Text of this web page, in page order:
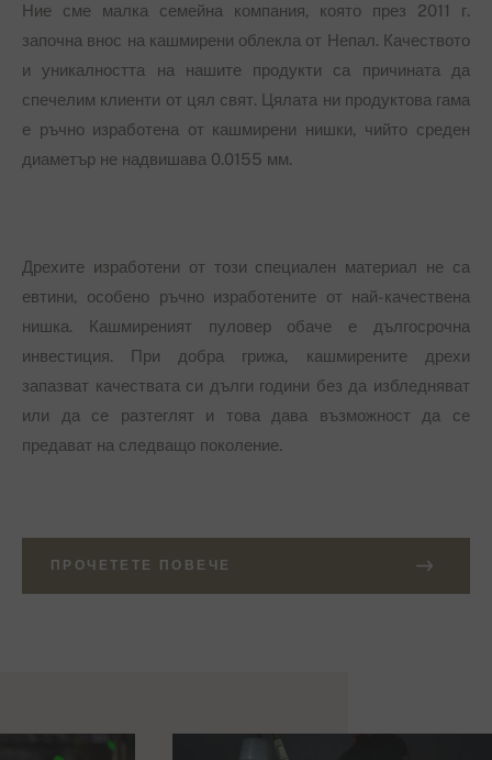
Ние сме малка семейна компания, която през 2011 г.
започна внос на кашмирени облекла от Непал. Качеството
и уникалността на нашите продукти са причината да
спечелим клиенти от цял свят. Цялата ни продуктова гама
е ръчно изработена от кашмирени нишки, чийто среден
диаметър не надвишава 0.0155 мм.
Дрехите изработени от този специален материал не са
евтини, особено ръчно изработените от най-качествена
нишка. Кашмиреният пуловер обаче е дългосрочна
инвестиция. При добра грижа, кашмирените дрехи
запазват качествата си дълги години без да избледняват
или да се разтеглят и това дава възможност да се
предават на следващо поколение.
ПРОЧЕТЕТЕ ПОВЕЧЕ